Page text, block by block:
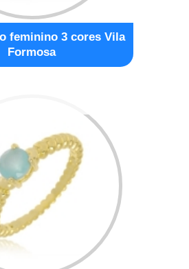
feminino 3 cores Vila
Formosa